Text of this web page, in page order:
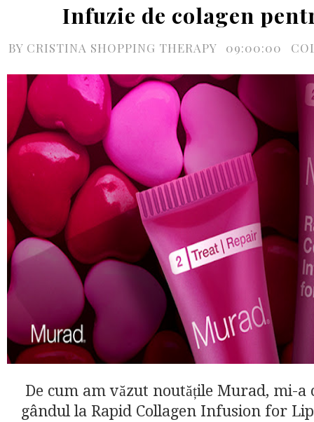
Infuzie de colagen
BY CRISTINA SHOPPING THERAPY 09:00:00
De cum am văzut noutățile Murad, mi-a
gândul la Rapid Collagen Infusion for